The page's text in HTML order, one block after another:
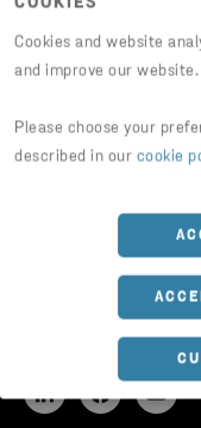
COOKIES
Cookies and website
and improve our website.
Please choose your
described in our cookie
Opdateringer på